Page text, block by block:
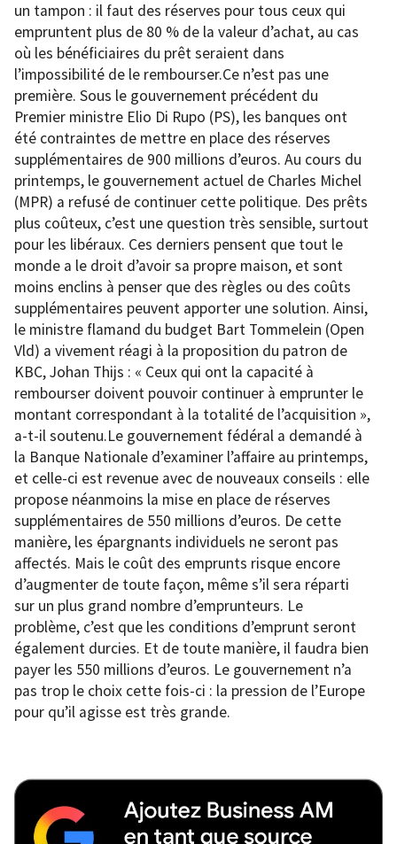
un tampon : il faut des réserves pour tous ceux qui
empruntent plus de 80 % de la valeur d’achat, au cas
où les bénéficiaires du prêt seraient dans
l’impossibilité de le rembourser.Ce n’est pas une
première. Sous le gouvernement précédent du
Premier ministre Elio Di Rupo (PS), les banques ont
été contraintes de mettre en place des réserves
supplémentaires de 900 millions d’euros. Au cours du
printemps, le gouvernement actuel de Charles Michel
(MPR) a refusé de continuer cette politique. Des prêts
plus coûteux, c’est une question très sensible, surtout
pour les libéraux. Ces derniers pensent que tout le
monde a le droit d’avoir sa propre maison, et sont
moins enclins à penser que des règles ou des coûts
supplémentaires peuvent apporter une solution. Ainsi,
le ministre flamand du budget Bart Tommelein (Open
Vld) a vivement réagi à la proposition du patron de
KBC, Johan Thijs : « Ceux qui ont la capacité à
rembourser doivent pouvoir continuer à emprunter le
montant correspondant à la totalité de l’acquisition »,
a-t-il soutenu.Le gouvernement fédéral a demandé à
la Banque Nationale d’examiner l’affaire au printemps,
et celle-ci est revenue avec de nouveaux conseils : elle
propose néanmoins la mise en place de réserves
supplémentaires de 550 millions d’euros. De cette
manière, les épargnants individuels ne seront pas
affectés. Mais le coût des emprunts risque encore
d’augmenter de toute façon, même s’il sera réparti
sur un plus grand nombre d’emprunteurs. Le
problème, c’est que les conditions d’emprunt seront
également durcies. Et de toute manière, il faudra bien
payer les 550 millions d’euros. Le gouvernement n’a
pas trop le choix cette fois-ci : la pression de l’Europe
pour qu’il agisse est très grande.